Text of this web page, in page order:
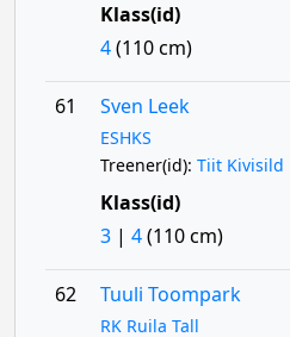
Klass(id)
4(110 cm)
61 Sven Leek
ESHKS
Treener(id): Tiit Kivisild
Klass(id)
3| 4(110 cm)
62 Tuuli Toompark
RK Ruila Tall